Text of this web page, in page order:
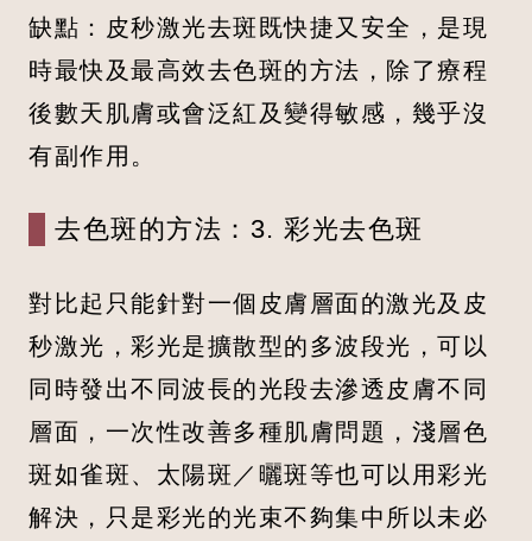
缺點：皮秒激光去斑既快捷又安全，是現
時最快及最高效去色斑的方法，除了療程
後數天肌膚或會泛紅及變得敏感，幾乎沒
有副作用。
去色斑的方法：3. 彩光去色斑
對比起只能針對一個皮膚層面的激光及皮
秒激光，彩光是擴散型的多波段光，可以
同時發出不同波長的光段去滲透皮膚不同
層面，一次性改善多種肌膚問題，淺層色
斑如雀斑、太陽斑／曬斑等也可以用彩光
解決，只是彩光的光束不夠集中所以未必